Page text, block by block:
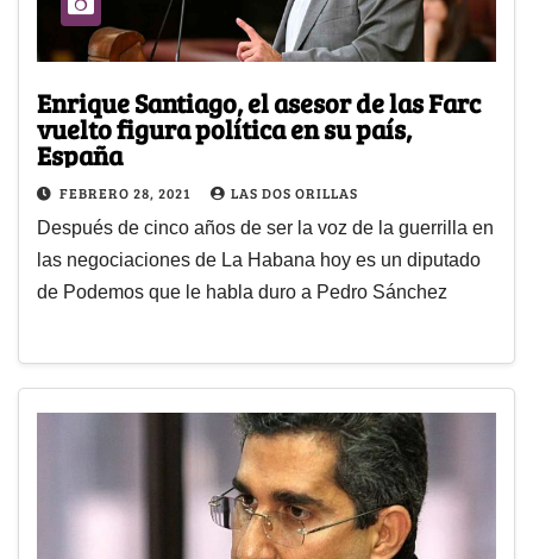
Enrique Santiago, el asesor de las Farc
vuelto figura política en su país,
España
FEBRERO 28, 2021 LAS DOS ORILLAS
Después de cinco años de ser la voz de la guerrilla en
las negociaciones de La Habana hoy es un diputado
de Podemos que le habla duro a Pedro Sánchez